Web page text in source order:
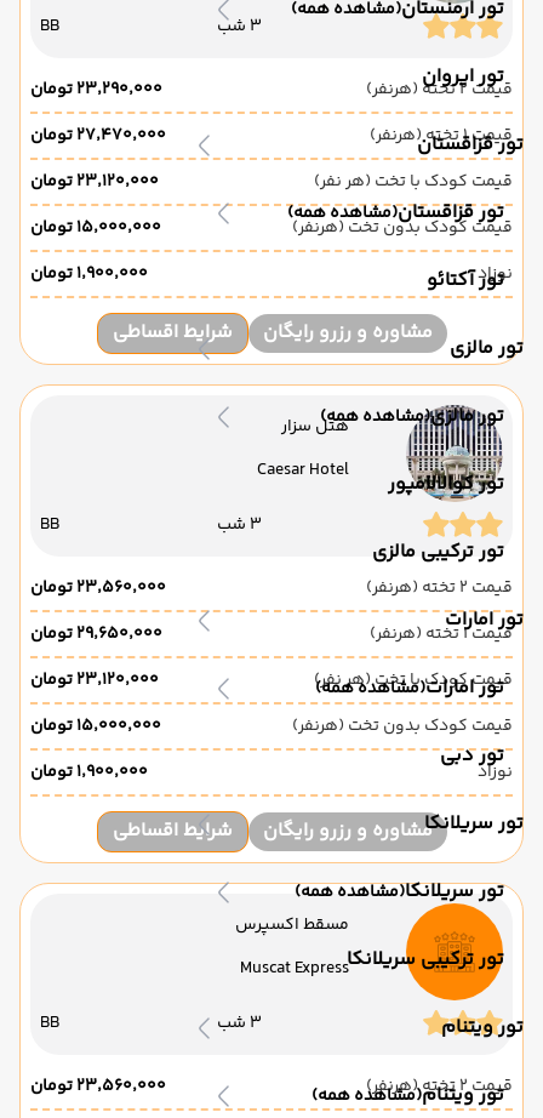
تور ارمنستان(مشاهده همه)
تور ایروان
تور قزاقستان
تور قزاقستان(مشاهده همه)
تور آکتائو
تور مالزی
تور مالزی(مشاهده همه)
تور کوالالامپور
تور ترکیبی مالزی
تور امارات
تور امارات(مشاهده همه)
تور دبی
تور سریلانکا
تور سریلانکا(مشاهده همه)
تور ترکیبی سریلانکا
تور ویتنام
تور ویتنام(مشاهده همه)
3 شب BB
قیمت 2 تخته (هرنفر)
۲۳٬۲۹۰٬۰۰۰ تومان
قیمت 1 تخته (هرنفر)
۲۷٬۴۷۰٬۰۰۰ تومان
قیمت کودک با تخت (هر نفر)
۲۳٬۱۲۰٬۰۰۰ تومان
قیمت کودک بدون تخت (هرنفر)
۱۵٬۰۰۰٬۰۰۰ تومان
نوزاد
۱٬۹۰۰٬۰۰۰ تومان
مشاوره و رزرو رایگان شرایط اقساطی
هتل سزار
Caesar Hotel
3 شب BB
قیمت 2 تخته (هرنفر)
۲۳٬۵۶۰٬۰۰۰ تومان
قیمت 1 تخته (هرنفر)
۲۹٬۶۵۰٬۰۰۰ تومان
قیمت کودک با تخت (هر نفر)
۲۳٬۱۲۰٬۰۰۰ تومان
قیمت کودک بدون تخت (هرنفر)
۱۵٬۰۰۰٬۰۰۰ تومان
نوزاد
۱٬۹۰۰٬۰۰۰ تومان
مشاوره و رزرو رایگان شرایط اقساطی
مسقط اکسپرس
Muscat Express
3 شب BB
قیمت 2 تخته (هرنفر)
۲۳٬۵۶۰٬۰۰۰ تومان